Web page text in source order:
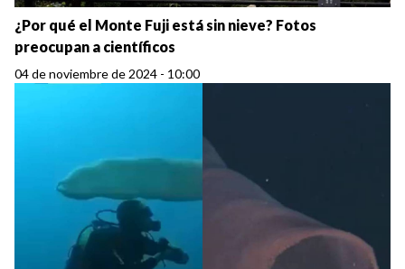
¿Por qué el Monte Fuji está sin nieve? Fotos
preocupan a científicos
04 de noviembre de 2024 - 10:00